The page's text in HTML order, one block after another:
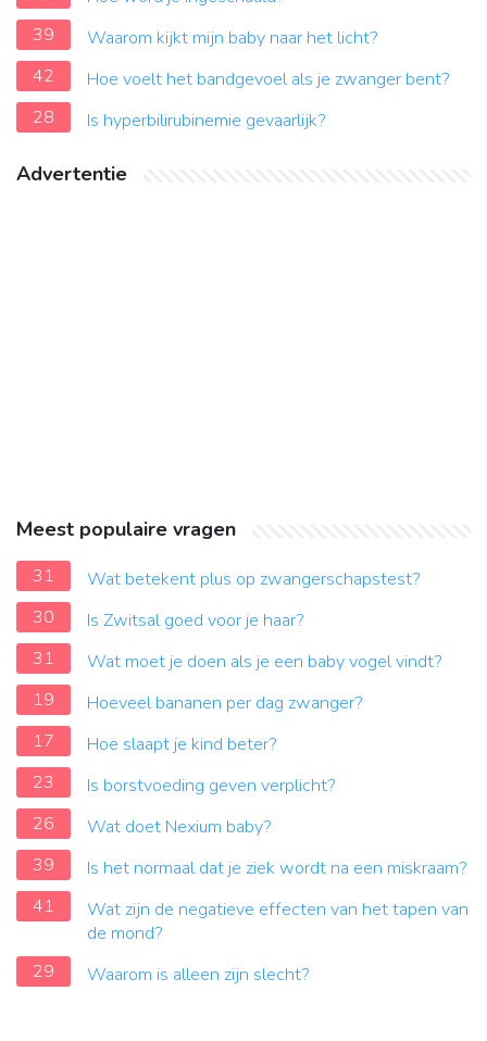
39
Waarom kijkt mijn baby naar het licht?
42
Hoe voelt het bandgevoel als je zwanger bent?
28
Is hyperbilirubinemie gevaarlijk?
Advertentie
Meest populaire vragen
31
Wat betekent plus op zwangerschapstest?
30
Is Zwitsal goed voor je haar?
31
Wat moet je doen als je een baby vogel vindt?
19
Hoeveel bananen per dag zwanger?
17
Hoe slaapt je kind beter?
23
Is borstvoeding geven verplicht?
26
Wat doet Nexium baby?
39
Is het normaal dat je ziek wordt na een miskraam?
41
Wat zijn de negatieve effecten van het tapen van
de mond?
29
Waarom is alleen zijn slecht?